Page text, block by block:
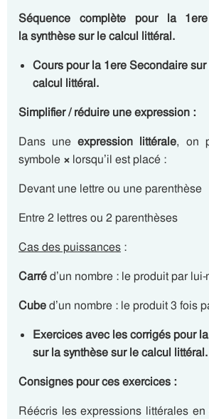
Séquence complète pour la
la synthèse sur le calcul littéral.
Cours pour la 1ere Secondaire
calcul littéral.
Simplifier / réduire une expression :
Dans uneexpression littérale, on
symbole × lorsqu’il est placé :
Devant une lettre ou une parenthèse
Entre 2 lettres ou 2 parenthèses
Cas des puissances :
Carréd’un nombre : le produit par
Cubed’un nombre : le produit 3 fois
Exercices avec les corrigés pour
sur la synthèse sur le calcul littéral.
Consignes pour ces exercices :
Réécris les expressions littérales